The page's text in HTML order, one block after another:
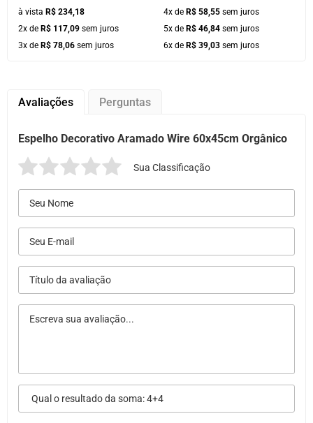
à vista R$ 234,18
2x de R$ 117,09 sem juros
3x de R$ 78,06 sem juros
4x de R$ 58,55 sem juros
5x de R$ 46,84 sem juros
6x de R$ 39,03 sem juros
Avaliações Perguntas
Espelho Decorativo Aramado Wire 60x45cm Orgânico
Sua Classificação